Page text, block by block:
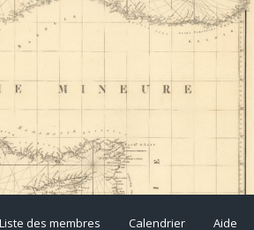
Liste des membres Calendrier Aide